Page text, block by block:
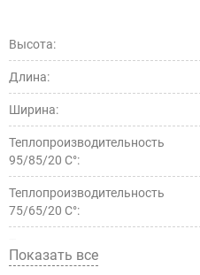
Высота:
Длина:
Ширина:
Теплопроизводительность
95/85/20 С°:
Теплопроизводительность
75/65/20 С°:
Показать все